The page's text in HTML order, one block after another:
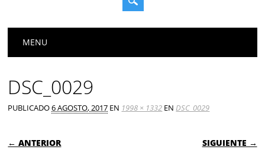
Menú principal
MENU
DSC_0029
PUBLICADO6 AGOSTO, 2017 EN 1998 × 1332 ENDSC_0029
← ANTERIOR SIGUIENTE →